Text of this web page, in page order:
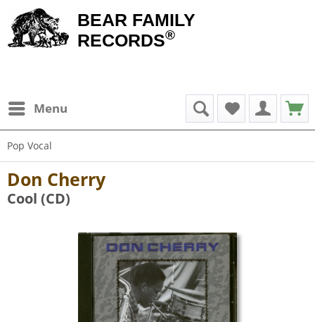
BEAR FAMILY
RECORDS®
Menu
Pop Vocal
Don Cherry
Cool (CD)